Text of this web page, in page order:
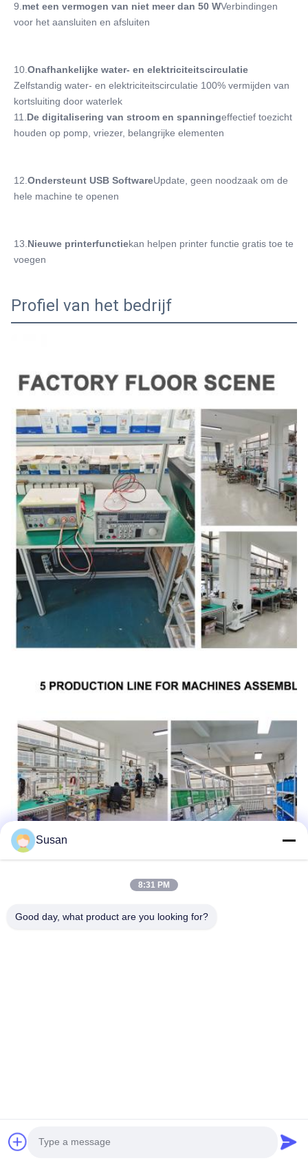
9.met een vermogen van niet meer dan 50 WVerbindingen
voor het aansluiten en afsluiten
10.Onafhankelijke water- en elektriciteitscirculatie
Zelfstandig water- en elektriciteitscirculatie 100% vermijden van
kortsluiting door waterlek
11.De digitalisering van stroom en spanningeffectief toezicht
houden op pomp, vriezer, belangrijke elementen
12.Ondersteunt USB SoftwareUpdate, geen noodzaak om de
hele machine te openen
13.Nieuwe printerfunctiekan helpen printer functie gratis toe te
voegen
Profiel van het bedrijf
Susan
8:31 PM
Good day, what product are you looking for?